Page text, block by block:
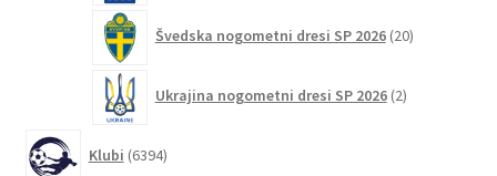
Švedska nogometni dresi SP 2026 20izdelkov
Ukrajina nogometni dresi SP 2026 2izdelka
Klubi 6394izdelkov